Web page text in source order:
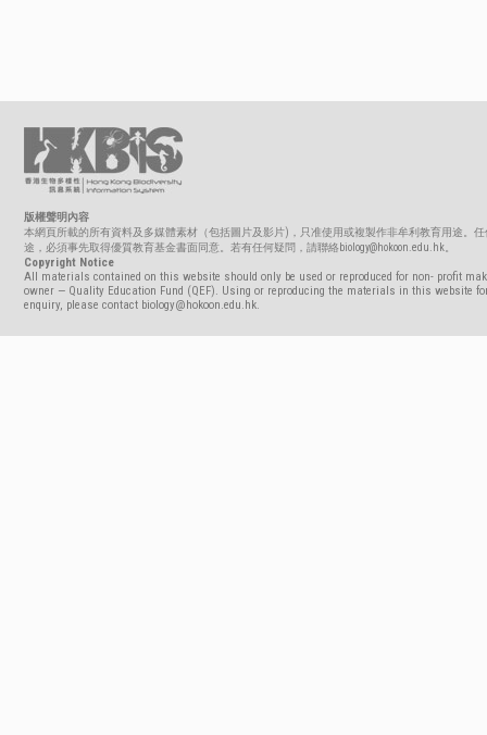
版權聲明內容
本網頁所載的所有資料及多媒體素材（包括圖片及影片)，只准使用或複製作非牟利教育用途。
途，必須事先取得優質教育基金書面同意。若有任何疑問，請聯絡biology@hokoon.edu.hk。
Copyright Notice
All materials contained on this website should only be used or reproduced for non- profit
owner — Quality Education Fund (QEF). Using or reproducing the materials in this website
enquiry, please contact biology@hokoon.edu.hk.